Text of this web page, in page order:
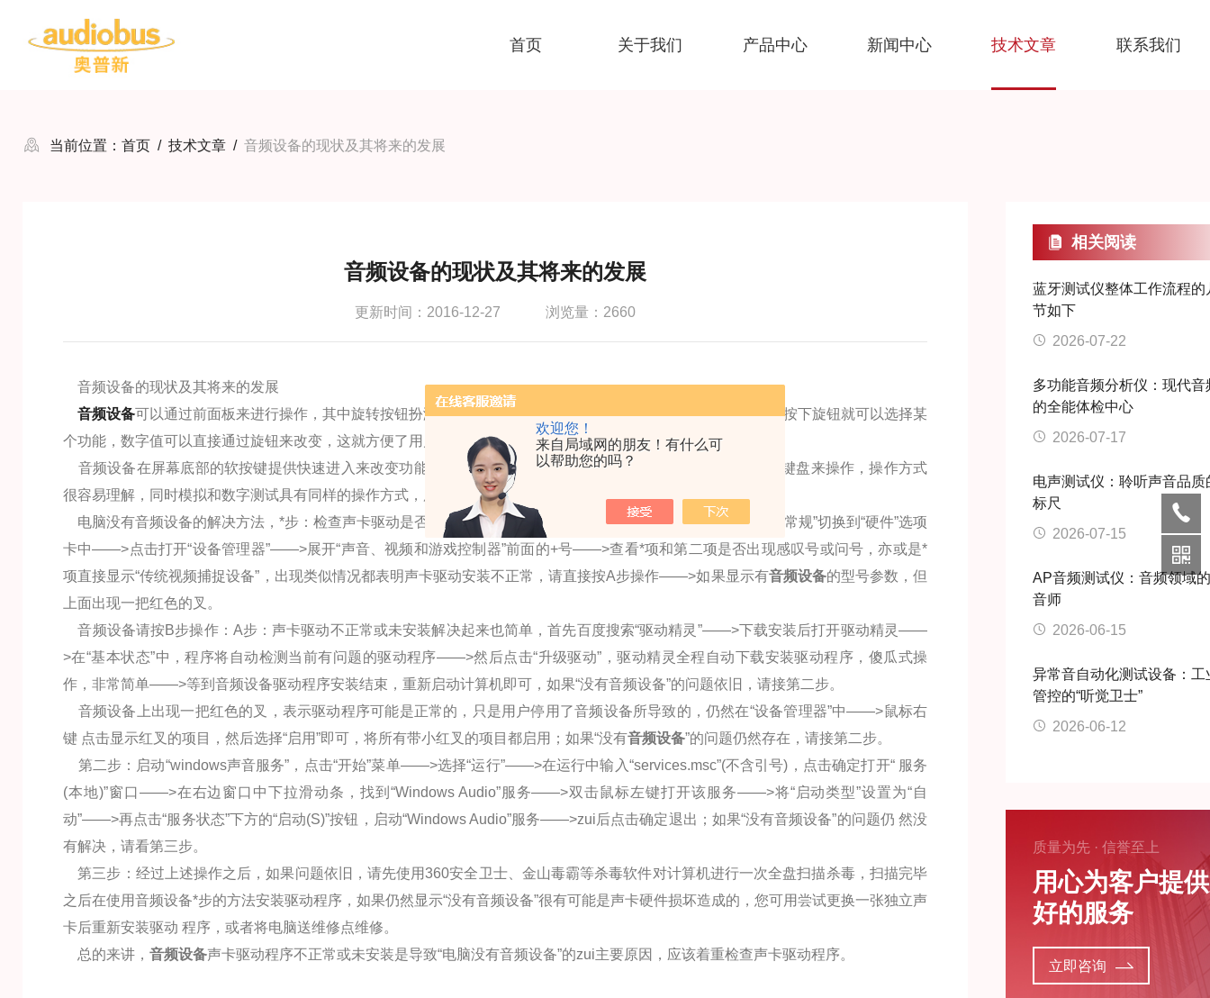
欢迎您！
来自局域网的朋友！有什么可
以帮助您的吗？
首页 关于我们 产品中心 新闻中心 技术文章 联系我们
当前位置： 首页 / 技术文章 / 音频设备的现状及其将来的发展
音频设备的现状及其将来的发展
更新时间：2016-12-27 浏览量：2660
音频设备的现状及其将来的发展
音频设备可以通过前面板来进行操作，其中旋转按钮扮演了很重要的角色，用户可以单手方便的在面板间活动，按下旋钮就可以选择某
个功能，数字值可以直接通过旋钮来改变，这就方便了用户的修改。
音频设备在屏幕底部的软按键提供快速进入来改变功能，由于是Windows应用，UPV允许用户通过外置鼠标或键盘来操作，操作方式
很容易理解，同时模拟和数字测试具有同样的操作方式，用户可以快速的掌握仪器操作要领。
电脑没有音频设备的解决方法，*步：检查声卡驱动是否正常，鼠标右键点击“我的电脑”——>选择“属性”——>从“常规”切换到“硬件”选项
卡中——>点击打开“设备管理器”——>展开“声音、视频和游戏控制器”前面的+号——>查看*项和第二项是否出现感叹号或问号，亦或是*
项直接显示“传统视频捕捉设备”，出现类似情况都表明声卡驱动安装不正常，请直接按A步操作——>如果显示有音频设备的型号参数，但
上面出现一把红色的叉。
音频设备请按B步操作：A步：声卡驱动不正常或未安装解决起来也简单，首先百度搜索“驱动精灵”——>下载安装后打开驱动精灵——
>在“基本状态”中，程序将自动检测当前有问题的驱动程序——>然后点击“升级驱动”，驱动精灵全程自动下载安装驱动程序，傻瓜式操
作，非常简单——>等到音频设备驱动程序安装结束，重新启动计算机即可，如果“没有音频设备”的问题依旧，请接第二步。
音频设备上出现一把红色的叉，表示驱动程序可能是正常的，只是用户停用了音频设备所导致的，仍然在“设备管理器”中——>鼠标右
键 点击显示红叉的项目，然后选择“启用”即可，将所有带小红叉的项目都启用；如果“没有音频设备”的问题仍然存在，请接第二步。
第二步：启动“windows声音服务”，点击“开始”菜单——>选择“运行”——>在运行中输入“services.msc”(不含引号)，点击确定打开“ 服务
(本地)”窗口——>在右边窗口中下拉滑动条，找到“Windows Audio”服务——>双击鼠标左键打开该服务——>将“启动类型”设置为“自
动”——>再点击“服务状态”下方的“启动(S)”按钮，启动“Windows Audio”服务——>zui后点击确定退出；如果“没有音频设备”的问题仍 然没
有解决，请看第三步。
第三步：经过上述操作之后，如果问题依旧，请先使用360安全卫士、金山毒霸等杀毒软件对计算机进行一次全盘扫描杀毒，扫描完毕
之后在使用音频设备*步的方法安装驱动程序，如果仍然显示“没有音频设备”很有可能是声卡硬件损坏造成的，您可用尝试更换一张独立声
卡后重新安装驱动 程序，或者将电脑送维修点维修。
总的来讲， 音频设备声卡驱动程序不正常或未安装是导致“电脑没有音频设备”的zui主要原因，应该着重检查声卡驱动程序。
相关阅读
蓝牙测试仪整体工作流程的
节如下
2026-07-22
多功能音频分析仪：现代音
的全能体检中心
2026-07-17
电声测试仪：聆听声音品质
标尺
2026-07-15
AP音频测试仪：音频领域
音师
2026-06-15
异常音自动化测试设备：工
管控的“听觉卫士”
2026-06-12
质量为先 · 信誉至上
用心为客户提
好的服务
立即咨询